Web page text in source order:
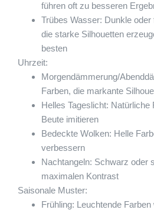
führen oft zu besseren
Trübes Wasser: Dunkle
die starke Silhouetten
besten
Uhrzeit:
Morgendämmerung/
Farben, die markante
Helles Tageslicht: Natürliche
Beute imitieren
Bedeckte Wolken: Helle
verbessern
Nachtangeln: Schwarz oder
maximalen Kontrast
Saisonale Muster:
Frühling: Leuchtende